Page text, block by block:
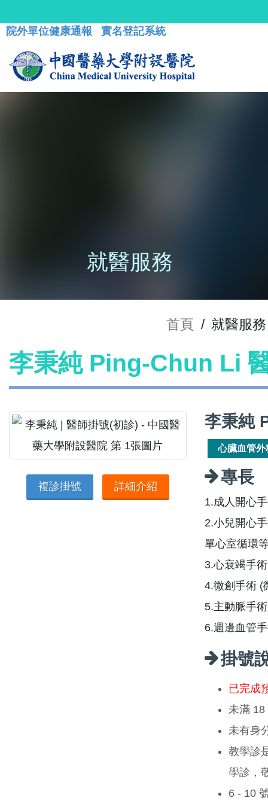
院外單位健康通報 實名登記系統
就醫服務
首頁 / 就醫服務
李秉純 Ping-Chun Li
複診掛號 詳細介紹
李秉純
心臟血管外
專長
1.成人開心
2.小兒開心
單心室循環
3.心衰竭手
4.微創手術 (
5.主動脈手
6.週邊血管
掛號
已完成
未滿 18
未有身
教學診
學診，
6 - 10